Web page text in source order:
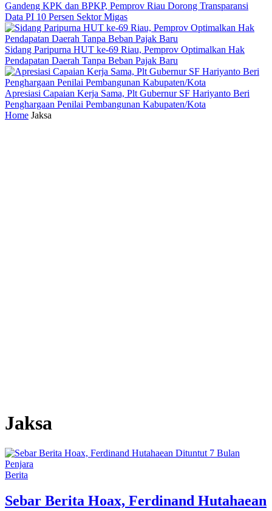
Gandeng KPK dan BPKP, Pemprov Riau Dorong Transparansi
Data PI 10 Persen Sektor Migas
Sidang Paripurna HUT ke-69 Riau, Pemprov Optimalkan Hak
Pendapatan Daerah Tanpa Beban Pajak Baru
Apresiasi Capaian Kerja Sama, Plt Gubernur SF Hariyanto Beri
Penghargaan Penilai Pembangunan Kabupaten/Kota
Home Jaksa
Jaksa
Berita
Sebar Berita Hoax, Ferdinand Hutahaean